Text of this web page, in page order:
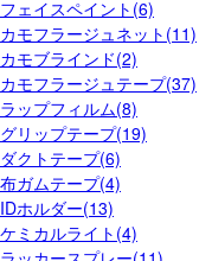
フェイスペイント(6)
カモフラージュネット(11)
カモブラインド(2)
カモフラージュテープ(37)
ラップフィルム(8)
グリップテープ(19)
ダクトテープ(6)
布ガムテープ(4)
IDホルダー(13)
ケミカルライト(4)